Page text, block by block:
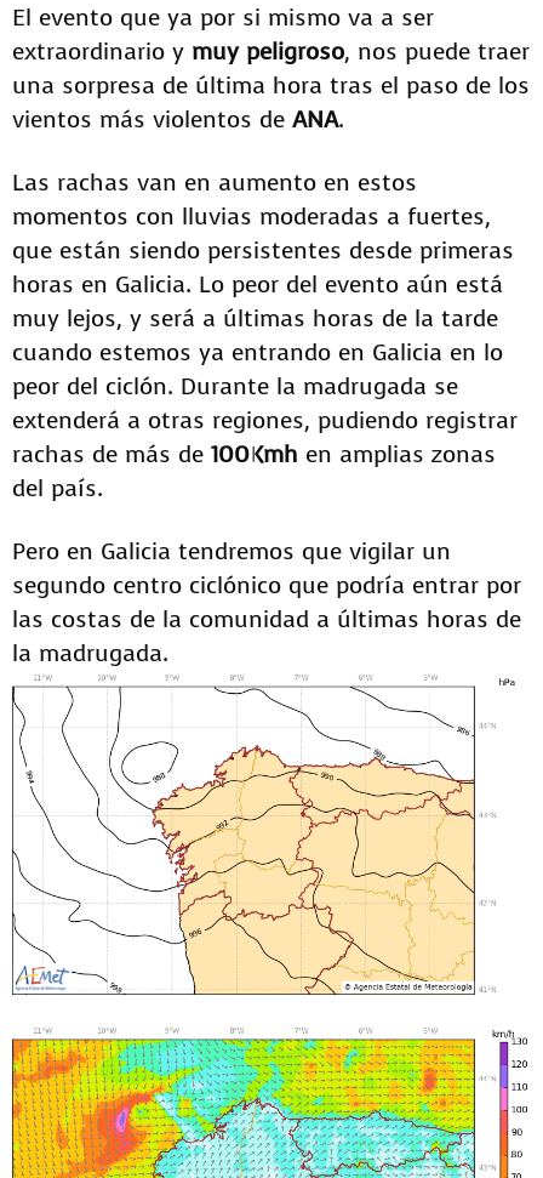
El evento que ya por si mismo va a ser
extraordinario y muy peligroso, nos puede traer
una sorpresa de última hora tras el paso de los
vientos más violentos de ANA.
Las rachas van en aumento en estos
momentos con lluvias moderadas a fuertes,
que están siendo persistentes desde primeras
horas en Galicia. Lo peor del evento aún está
muy lejos, y será a últimas horas de la tarde
cuando estemos ya entrando en Galicia en lo
peor del ciclón. Durante la madrugada se
extenderá a otras regiones, pudiendo registrar
rachas de más de 100Kmh en amplias zonas
del país.
Pero en Galicia tendremos que vigilar un
segundo centro ciclónico que podría entrar por
las costas de la comunidad a últimas horas de
la madrugada.